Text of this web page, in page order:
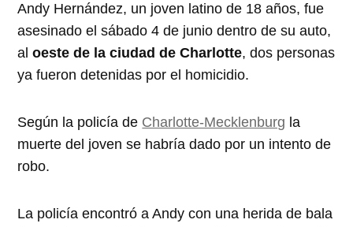
Andy Hernández, un joven latino de 18 años, fue
asesinado el sábado 4 de junio dentro de su auto,
aloeste de la ciudad de Charlotte, dos personas
ya fueron detenidas por el homicidio.
Según la policía de Charlotte-Mecklenburg la
muerte del joven se habría dado por un intento de
robo.
La policía encontró a Andy con una herida de bala